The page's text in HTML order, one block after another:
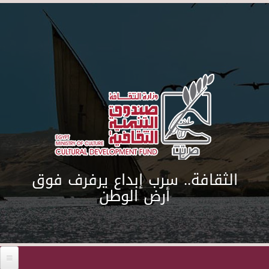
Skip to main content
الثقافة.. سرب إبداع يرفرف فوق
أرض الوطن
Before 01